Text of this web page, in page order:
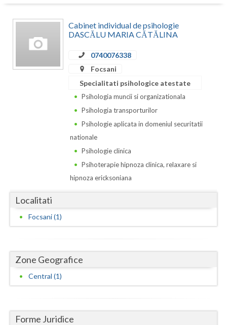
Caras-Severin
Giurgiu
Gorj
Hunedoara
Ialomita
Ilfov
Cabinet individual de psihologie
DASCĂLU MARIA CĂTĂLINA
0740076338
Focsani
Specialitati psihologice atestate
Psihologia muncii si organizationala
Psihologia transporturilor
Psihologie aplicata in domeniul securitatii
nationale
Psihologie clinica
Psihoterapie hipnoza clinica, relaxare si
hipnoza ericksoniana
Localitati
Focsani (1)
Zone Geografice
Central (1)
Forme Juridice